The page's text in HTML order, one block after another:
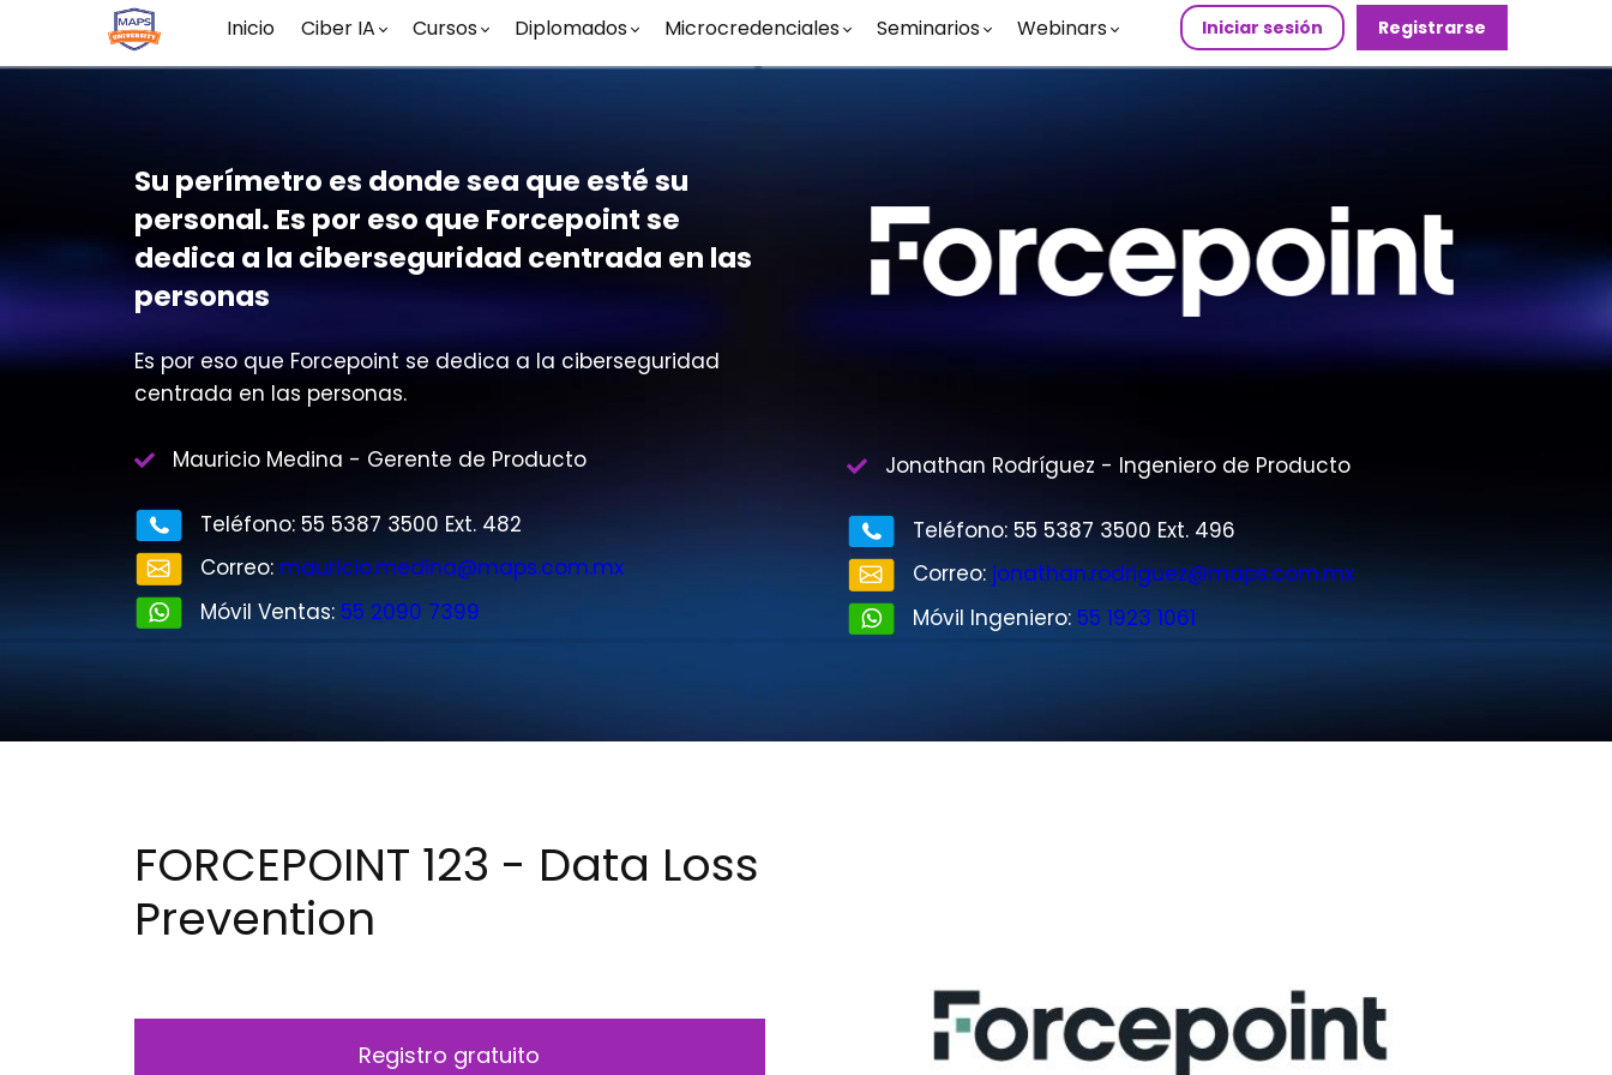
Inicio Ciber IA Cursos Diplomados Microcredenciales Seminarios Webinars Iniciar sesión Registrarse
Su perímetro es donde sea que esté su
personal. Es por eso que Forcepoint se
dedica a la ciberseguridad centrada en las
personas
Es por eso que Forcepoint se dedica a la ciberseguridad
centrada en las personas.
Mauricio Medina - Gerente de Producto
Teléfono: 55 5387 3500 Ext. 482
Correo: mauricio.medina@maps.com.mx
Móvil Ventas: 55 2090 7399
Jonathan Rodríguez - Ingeniero de Producto
Teléfono: 55 5387 3500 Ext. 496
Correo: jonathan.rodriguez@maps.com.mx
Móvil Ingeniero: 55 1923 1061
FORCEPOINT 123 - Data Loss
Prevention
Registro gratuito